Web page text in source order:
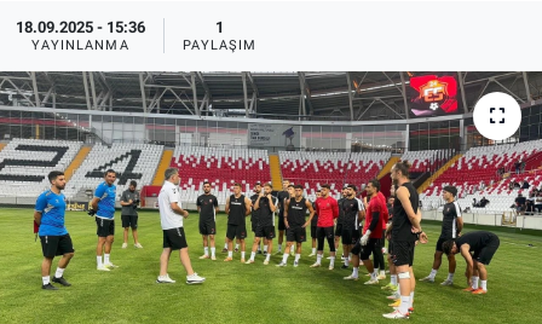
18.09.2025 - 15:36
YAYINLANMA
1
PAYLAŞIM
Yerel Haber
Politika
SPOR
YAŞAM
RESMİ İLAN